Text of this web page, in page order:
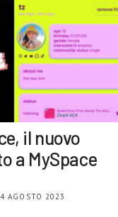
il nuovo
a MySpace
AGOSTO 2023